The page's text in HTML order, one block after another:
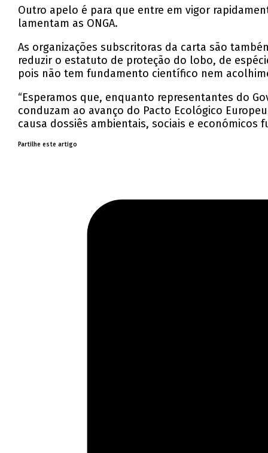
Outro apelo é para que entre em vigor
lamentam as ONGA.
As organizações subscritoras da carta são
reduzir o estatuto de proteção do lobo, de
pois não tem fundamento científico nem
“Esperamos que, enquanto representantes do
conduzam ao avanço do Pacto Ecológico
causa dossiês ambientais, sociais e económicos
Partilhe este artigo